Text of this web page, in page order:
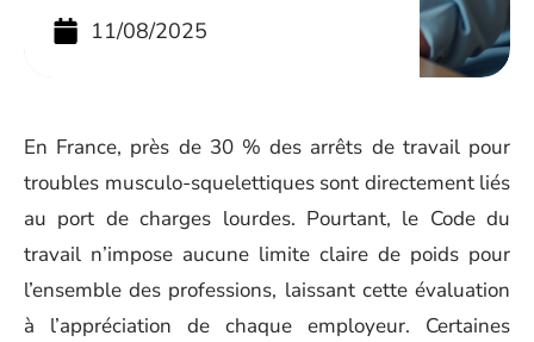
11/08/2025
En France, près de 30 % des arrêts de travail pour
troubles musculo-squelettiques sont directement liés
au port de charges lourdes. Pourtant, le Code du
travail n’impose aucune limite claire de poids pour
l’ensemble des professions, laissant cette évaluation
à l’appréciation de chaque employeur. Certaines